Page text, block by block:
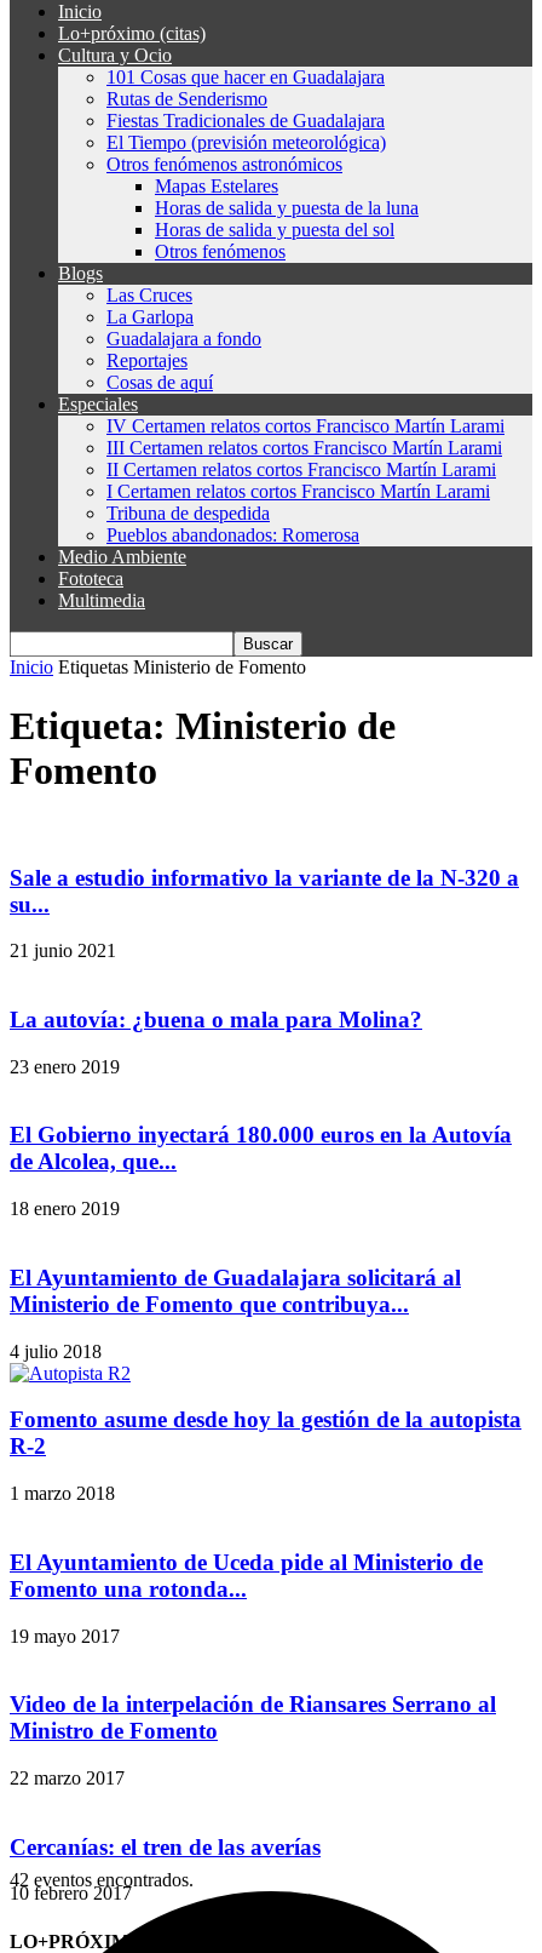
Inicio
Lo+próximo (citas)
Cultura y Ocio
101 Cosas que hacer en Guadalajara
Rutas de Senderismo
Fiestas Tradicionales de Guadalajara
El Tiempo (previsión meteorológica)
Otros fenómenos astronómicos
Mapas Estelares
Horas de salida y puesta de la luna
Horas de salida y puesta del sol
Otros fenómenos
Blogs
Las Cruces
La Garlopa
Guadalajara a fondo
Reportajes
Cosas de aquí
Especiales
IV Certamen relatos cortos Francisco Martín Larami
III Certamen relatos cortos Francisco Martín Larami
II Certamen relatos cortos Francisco Martín Larami
I Certamen relatos cortos Francisco Martín Larami
Tribuna de despedida
Pueblos abandonados: Romerosa
Medio Ambiente
Fototeca
Multimedia
Inicio Etiquetas Ministerio de Fomento
Etiqueta: Ministerio de
Fomento
Sale a estudio informativo la variante de la N-320 a
su...
21 junio 2021
La autovía: ¿buena o mala para Molina?
23 enero 2019
El Gobierno inyectará 180.000 euros en la Autovía
de Alcolea, que...
18 enero 2019
El Ayuntamiento de Guadalajara solicitará al
Ministerio de Fomento que contribuya...
4 julio 2018
Fomento asume desde hoy la gestión de la autopista
R-2
1 marzo 2018
El Ayuntamiento de Uceda pide al Ministerio de
Fomento una rotonda...
19 mayo 2017
Video de la interpelación de Riansares Serrano al
Ministro de Fomento
22 marzo 2017
Cercanías: el tren de las averías
10 febrero 2017
LO+PRÓXIMO (CITAS)
42 eventos encontrados.